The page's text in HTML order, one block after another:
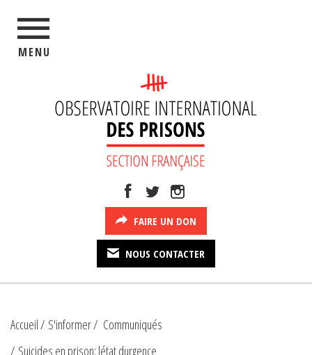
MENU
FAIRE UN DON
NOUS CONTACTER
Accueil S'informer
Communiqués
Suicides en prison: létat durgence